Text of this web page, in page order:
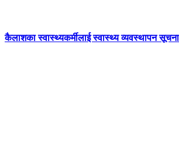
कैलाशका स्वास्थ्यकर्मीलाई स्वास्थ्य व्यवस्थापन